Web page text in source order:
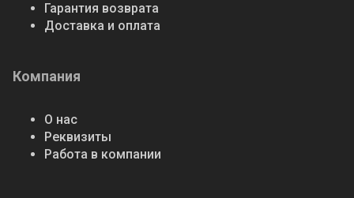
Гарантия возврата
Доставка и оплата
Компания
О нас
Реквизиты
Работа в компании